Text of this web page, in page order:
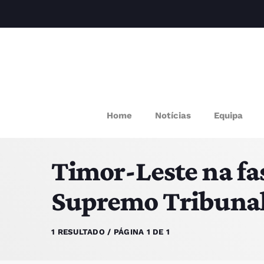
Home Notícias Equipa
Timor-Leste na
Supremo
1 RESULTADO / PÁGINA 1 DE 1